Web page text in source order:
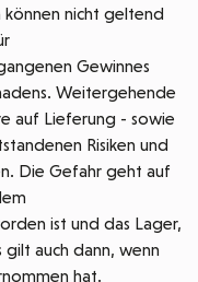
nicht geltend
Gewinnes
Weitergehende
auf Lieferung - sowie
Risiken und
Die Gefahr geht auf
ist und das Lager,
auch dann, wenn
hat.